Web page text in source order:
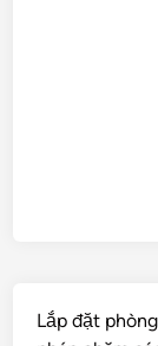
Lắp đặt